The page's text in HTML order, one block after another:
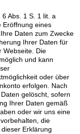
Abs. 1 S. 1 lit. a
Eröffnung eines
Daten zum Zwecke
Ihrer Daten für
Webseite. Die
und kann
oder über
erfolgen. Nach
gelöscht, sofern
Ihrer Daten gemäß
oder wir uns eine
die
Erklärung